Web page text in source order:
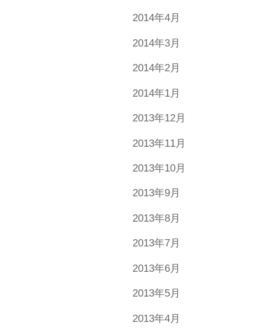
2014年4月
2014年3月
2014年2月
2014年1月
2013年12月
2013年11月
2013年10月
2013年9月
2013年8月
2013年7月
2013年6月
2013年5月
2013年4月